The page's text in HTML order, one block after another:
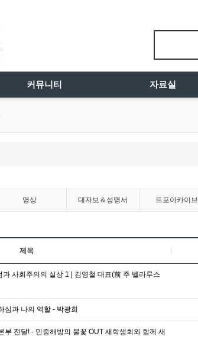
커뮤니티 자료실
영상 대자보＆성명서 트포아카이브
제목
사회주의의 실상 1 | 김영철 대표(前 주 벨라루스
심과 나의 역할 - 박광희
부 전달! - 민중해방의 불꽃 OUT 새학생회와 함께 새